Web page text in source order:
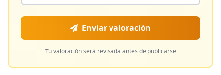
Enviar valoración
Tu valoración será revisada antes de publicarse